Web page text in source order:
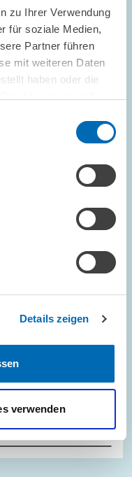
zu Ihrer Verwendung
für soziale Medien,
Partner führen
mit weiteren Daten
haben oder die
Details zeigen
verwenden
Studenten
Stimmung
für
einem leichten
Vormonat…